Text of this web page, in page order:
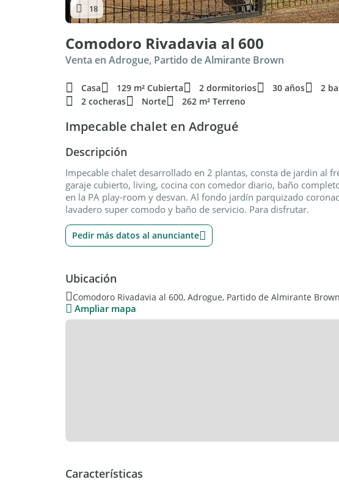
18
Comodoro Rivadavia al 600
Venta en Adrogue, Partido de Almirante Brown
Casa 129 m² Cubierta 2 dormitorios 30 años 2
2 cocheras
Norte 262 m² Terreno
Impecable chalet en Adrogué
Descripción
Impecable chalet desarrollado en 2 plantas, consta de jardin al
garaje cubierto, living, cocina con comedor diario, baño
en la PA play-room y desvan. Al fondo jardín parquizado
lavadero super comodo y baño de servicio. Para disfrutar.
Pedir más datos al anunciante
Ubicación
Comodoro Rivadavia al 600, Adrogue, Partido de Almirante
Ampliar mapa
Características